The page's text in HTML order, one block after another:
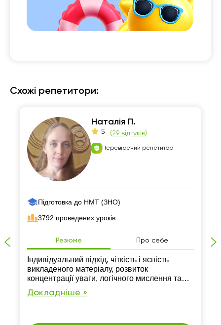
Схожі репетитори:
Наталія П.
5 (29 відгуків)
Перевірений репетитор
Підготовка до НМТ (ЗНО)
3792 проведених уроків
Резюме Про себе
Індивідуальний підхід, чіткість і ясність
викладеного матеріалу, розвиток
концентрації уваги, логічного мислення та
навиків самостійної роботи
Докладніше »